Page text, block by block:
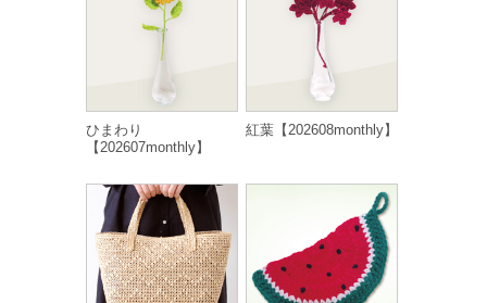
ひまわり
【202607monthly】
紅葉【202608monthly】